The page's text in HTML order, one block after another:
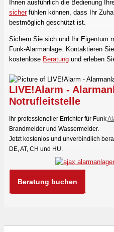
Ihnen ausführlich die Bedienung
sicherfühlen können, dass Ihr
bestmöglich geschützt ist.
Sichern Sie sich und Ihr Eigentum
Funk-Alarmanlage. Kontaktieren
kostenlose Beratung und erleben
LIVE!Alarm -
Notrufleitstelle
Ihr professioneller Errichter für Funk
Brandmelder und Wassermelder.
Jetzt kostenlos und unverbindlich
DE, AT, CH und HU.
Beratung buchen